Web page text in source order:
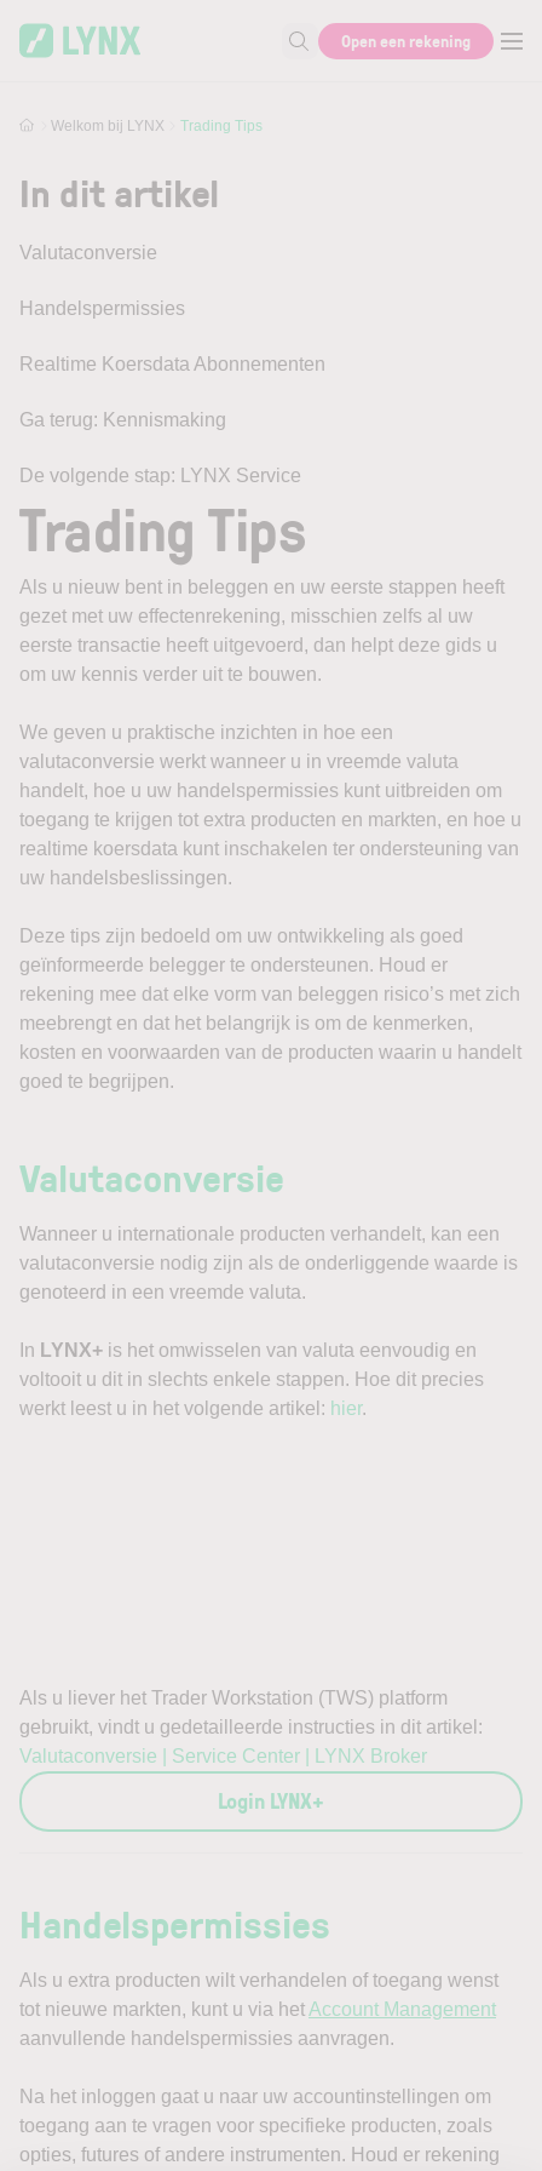
Zoek naar informatie
Open een rekening
Welkom bij LYNX Trading Tips
In dit artikel
Valutaconversie
Handelspermissies
Realtime Koersdata Abonnementen
Ga terug: Kennismaking
De volgende stap: LYNX Service
Trading Tips
Als u nieuw bent in beleggen en uw eerste stappen heeft
gezet met uw effectenrekening, misschien zelfs al uw
eerste transactie heeft uitgevoerd, dan helpt deze gids u
om uw kennis verder uit te bouwen.
We geven u praktische inzichten in hoe een
valutaconversie werkt wanneer u in vreemde valuta
handelt, hoe u uw handelspermissies kunt uitbreiden om
toegang te krijgen tot extra producten en markten, en hoe u
realtime koersdata kunt inschakelen ter ondersteuning van
uw handelsbeslissingen.
Deze tips zijn bedoeld om uw ontwikkeling als goed
geïnformeerde belegger te ondersteunen. Houd er
rekening mee dat elke vorm van beleggen risico’s met zich
meebrengt en dat het belangrijk is om de kenmerken,
kosten en voorwaarden van de producten waarin u handelt
goed te begrijpen.
Valutaconversie
Wanneer u internationale producten verhandelt, kan een
valutaconversie nodig zijn als de onderliggende waarde is
genoteerd in een vreemde valuta.
In LYNX+ is het omwisselen van valuta eenvoudig en
voltooit u dit in slechts enkele stappen. Hoe dit precies
werkt leest u in het volgende artikel: hier.
Als u liever het Trader Workstation (TWS) platform
gebruikt, vindt u gedetailleerde instructies in dit artikel:
Valutaconversie | Service Center | LYNX Broker
Login LYNX+
Handelspermissies
Als u extra producten wilt verhandelen of toegang wenst
tot nieuwe markten, kunt u via hetAccount Management
aanvullende handelspermissies aanvragen.
Na het inloggen gaat u naar uw accountinstellingen om
toegang aan te vragen voor specifieke producten, zoals
opties, futures of andere instrumenten. Houd er rekening